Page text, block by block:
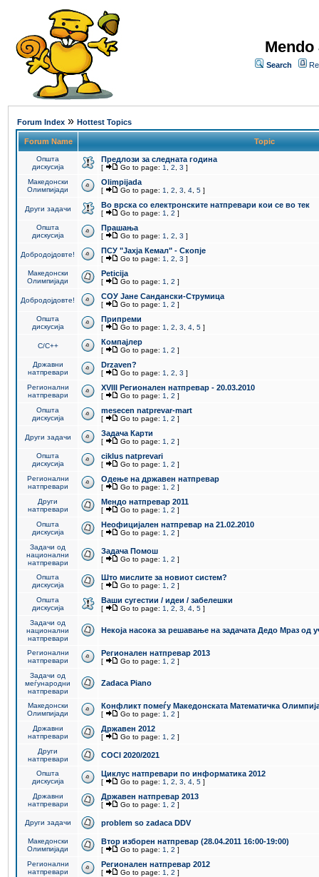
Search
Forum Index » Hottest Topics
Forum Name Topic
Општа
дискусија
Предлози за следната година
[ Go to page: 1 2 3 ]
Македонски
Олимпијади
Olimpijada
[ Go to page: 1 2 3 4 5 ]
Други задачи Во врска со електронските натпревари кои се во тек
[ Go to page: 1 2 ]
Општа
дискусија
Прашања
[ Go to page: 1 2 3 ]
Добродојдовте! ПCУ "Јахја Кемал" - Скопје
[ Go to page: 1 2 3 ]
Македонски
Олимпијади
Peticija
[ Go to page: 1 2 ]
Добродојдовте! СОУ Јане Сандански-Струмица
[ Go to page: 1 2 ]
Општа
дискусија
Припреми
[ Go to page: 1 2 3 4 5 ]
C/C++ Компајлер
[ Go to page: 1 2 ]
Државни
натпревари
Drzaven?
[ Go to page: 1 2 3 ]
Регионални
натпревари
XVIII Регионален натпревар - 20.03.2010
[ Go to page: 1 2 ]
Општа
дискусија
mesecen natprevar-mart
[ Go to page: 1 2 ]
Други задачи Задача Карти
[ Go to page: 1 2 ]
Општа
дискусија
ciklus natprevari
[ Go to page: 1 2 ]
Регионални
натпревари
Одење на државен натпревар
[ Go to page: 1 2 ]
Други
натпревари
Мендо натпревар 2011
[ Go to page: 1 2 ]
Општа
дискусија
Неофицијален натпревар на 21.02.2010
[ Go to page: 1 2 ]
Задачи од
национални
натпревари
Задача Помош
[ Go to page: 1 2 ]
Општа
дискусија
Што мислите за новиот систем?
[ Go to page: 1 2 ]
Општа
дискусија
Ваши сугестии / идеи / забелешки
[ Go to page: 1 2 3 4 5 ]
Задачи од
национални
натпревари
Некоја насока за решавање на задачата Дедо Мраз од
Регионални
натпревари
Регионален натпревар 2013
[ Go to page: 1 2 ]
Задачи од
меѓународни
натпревари
Zadaca Piano
Македонски
Олимпијади
Конфликт помеѓу Македонската Математичка
[ Go to page: 1 2 ]
Државни
натпревари
Државен 2012
[ Go to page: 1 2 ]
Други
натпревари
COCI 2020/2021
Општа
дискусија
Циклус натпревари по информатика 2012
[ Go to page: 1 2 3 4 5 ]
Државни
натпревари
Државен натпревар 2013
[ Go to page: 1 2 ]
Други задачи problem so zadaca DDV
Македонски
Олимпијади
Втор изборен натпревар (28.04.2011 16:00-19:00)
[ Go to page: 1 2 ]
Регионални
натпревари
Регионален натпревар 2012
[ Go to page: 1 2 ]